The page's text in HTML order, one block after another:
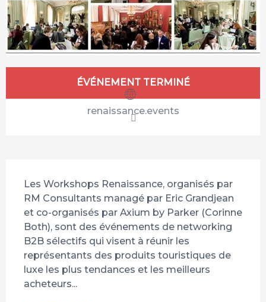
Ouverture et coordonnées
ÉVÉNEMENT TERMINÉ
renaissance.events
Les Workshops Renaissance, organisés par
RM Consultants managé par Eric Grandjean
et co-organisés par Axium by Parker (Corinne
Both), sont des événements de networking
B2B sélectifs qui visent à réunir les
représentants des produits touristiques de
luxe les plus tendances et les meilleurs
acheteurs...